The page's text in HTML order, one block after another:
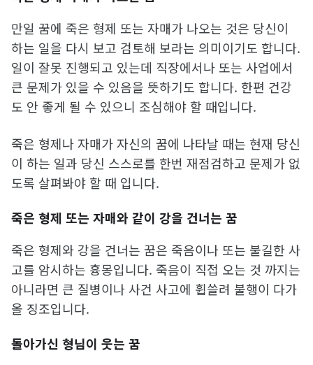
만일 꿈에 죽은 형제 또는 자매가 나오는 것은 당신이
하는 일을 다시 보고 검토해 보라는 의미이기도 합니다.
일이 잘못 진행되고 있는데 직장에서나 또는 사업에서
큰 문제가 있을 수 있음을 뜻하기도 합니다. 한편 건강
도 안 좋게 될 수 있으니 조심해야 할 때입니다.
죽은 형제나 자매가 자신의 꿈에 나타날 때는 현재 당신
이 하는 일과 당신 스스로를 한번 재점검하고 문제가 없
도록 살펴봐야 할 때 입니다.
죽은 형제 또는 자매와 같이 강을 건너는 꿈
죽은 형제와 강을 건너는 꿈은 죽음이나 또는 불길한 사
고를 암시하는 흉몽입니다. 죽음이 직접 오는 것 까지는
아니라면 큰 질병이나 사건 사고에 휩쓸려 불행이 다가
올 징조입니다.
돌아가신 형님이 웃는 꿈